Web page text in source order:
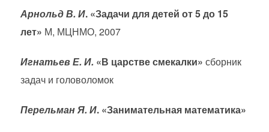
Арнольд В. И. «Задачи для детей от 5 до 15
лет» М, МЦНМО, 2007
Игнатьев Е. И. «В царстве смекалки» сборник
задач и головоломок
Перельман Я. И. «Занимательная математика»